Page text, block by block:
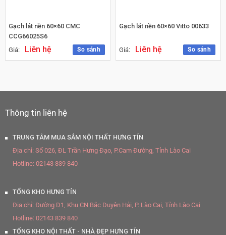
So sánh
Gạch lát nền 60×60 CMC
CCG66025S6
Giá:
Liên hệ So sánh
Gạch lát nền 60×60 Vitto 00633
Giá: Liên hệ
Thông tin liên hệ
TRUNG TÂM MUA SẮM NỘI THẤT HƯNG TÍN
Địa chỉ: Số 026, ĐL Trần Hưng Đạo, P.Cam Đường, Tỉnh Lào Cai
Hotline: 02143 839 840
TỔNG KHO HƯNG TÍN
Địa chỉ: Đường D1, Khu CN Bắc Duyên Hải, P. Lào Cai, Tỉnh Lào Cai
Hotline: 02143 839 840
TỔNG KHO NỘI THẤT - NHÀ ĐẸP HƯNG TÍN